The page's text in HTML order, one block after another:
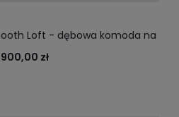
Loft - dębowa komoda na
malowanym proszkowo
zł